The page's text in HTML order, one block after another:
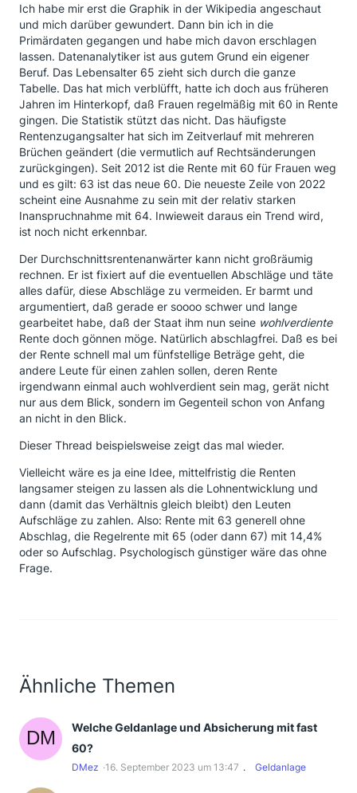
Ich habe mir erst die Graphik in der Wikipedia angeschaut
und mich darüber gewundert. Dann bin ich in die
Primärdaten gegangen und habe mich davon erschlagen
lassen. Datenanalytiker ist aus gutem Grund ein eigener
Beruf. Das Lebensalter 65 zieht sich durch die ganze
Tabelle. Das hat mich verblüfft, hatte ich doch aus früheren
Jahren im Hinterkopf, daß Frauen regelmäßig mit 60 in Rente
gingen. Die Statistik stützt das nicht. Das häufigste
Rentenzugangsalter hat sich im Zeitverlauf mit mehreren
Brüchen geändert (die vermutlich auf Rechtsänderungen
zurückgingen). Seit 2012 ist die Rente mit 60 für Frauen weg
und es gilt: 63 ist das neue 60. Die neueste Zeile von 2022
scheint eine Ausnahme zu sein mit der relativ starken
Inanspruchnahme mit 64. Inwieweit daraus ein Trend wird,
ist noch nicht erkennbar.
Der Durchschnittsrentenanwärter kann nicht großräumig
rechnen. Er ist fixiert auf die eventuellen Abschläge und täte
alles dafür, diese Abschläge zu vermeiden. Er barmt und
argumentiert, daß gerade er soooo schwer und lange
gearbeitet habe, daß der Staat ihm nun seine wohlverdiente
Rente doch gönnen möge. Natürlich abschlagfrei. Daß es bei
der Rente schnell mal um fünfstellige Beträge geht, die
andere Leute für einen zahlen sollen, deren Rente
irgendwann einmal auch wohlverdient sein mag, gerät nicht
nur aus dem Blick, sondern im Gegenteil schon von Anfang
an nicht in den Blick.
Dieser Thread beispielsweise zeigt das mal wieder.
Vielleicht wäre es ja eine Idee, mittelfristig die Renten
langsamer steigen zu lassen als die Lohnentwicklung und
dann (damit das Verhältnis gleich bleibt) den Leuten
Aufschläge zu zahlen. Also: Rente mit 63 generell ohne
Abschlag, die Regelrente mit 65 (oder dann 67) mit 14,4%
oder so Aufschlag. Psychologisch günstiger wäre das ohne
Frage.
Ähnliche Themen
Welche Geldanlage und Absicherung mit fast
60?
DMez 16. September 2023 um 13:47 Geldanlage